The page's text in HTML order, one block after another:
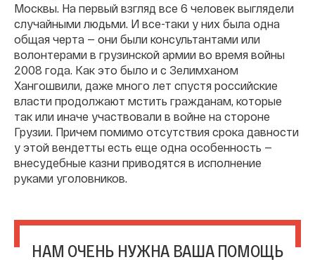
Москвы. На первый взгляд все 6 человек выглядели
случайными людьми. И все-таки у них была одна
общая черта — они были консультантами или
волонтерами в грузинской армии во время войны
2008 года. Как это было и с Зелимханом
Хангошвили, даже много лет спустя российские
власти продолжают мстить гражданам, которые
так или иначе участвовали в войне на стороне
Грузии. Причем помимо отсутствия срока давности
у этой вендетты есть еще одна особенность —
внесудебные казни приводятся в исполнение
руками уголовников.
НАМ ОЧЕНЬ НУЖНА ВАША ПОМОЩЬ